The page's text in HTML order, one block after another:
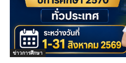
ข่าวการศึกษา